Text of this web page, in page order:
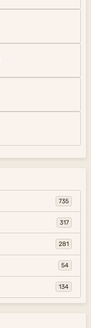
735
317
281
54
134